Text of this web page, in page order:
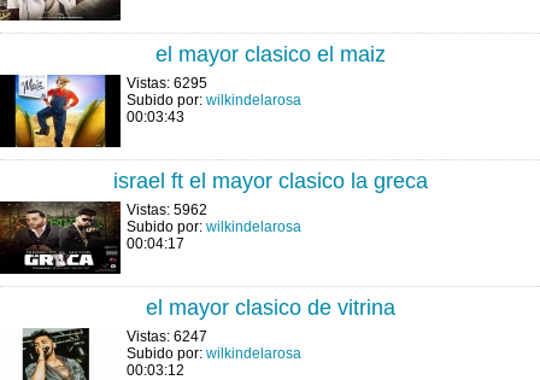
el mayor clasico el maiz
Vistas: 6295
Subido por: wilkindelarosa
00:03:43
israel ft el mayor clasico la greca
Vistas: 5962
Subido por: wilkindelarosa
00:04:17
el mayor clasico de vitrina
Vistas: 6247
Subido por: wilkindelarosa
00:03:12